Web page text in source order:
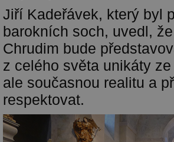
Jiří Kadeřávek, který byl
barokních soch, uvedl,
Chrudim bude
z celého světa unikáty
ale současnou realitu a
respektovat.